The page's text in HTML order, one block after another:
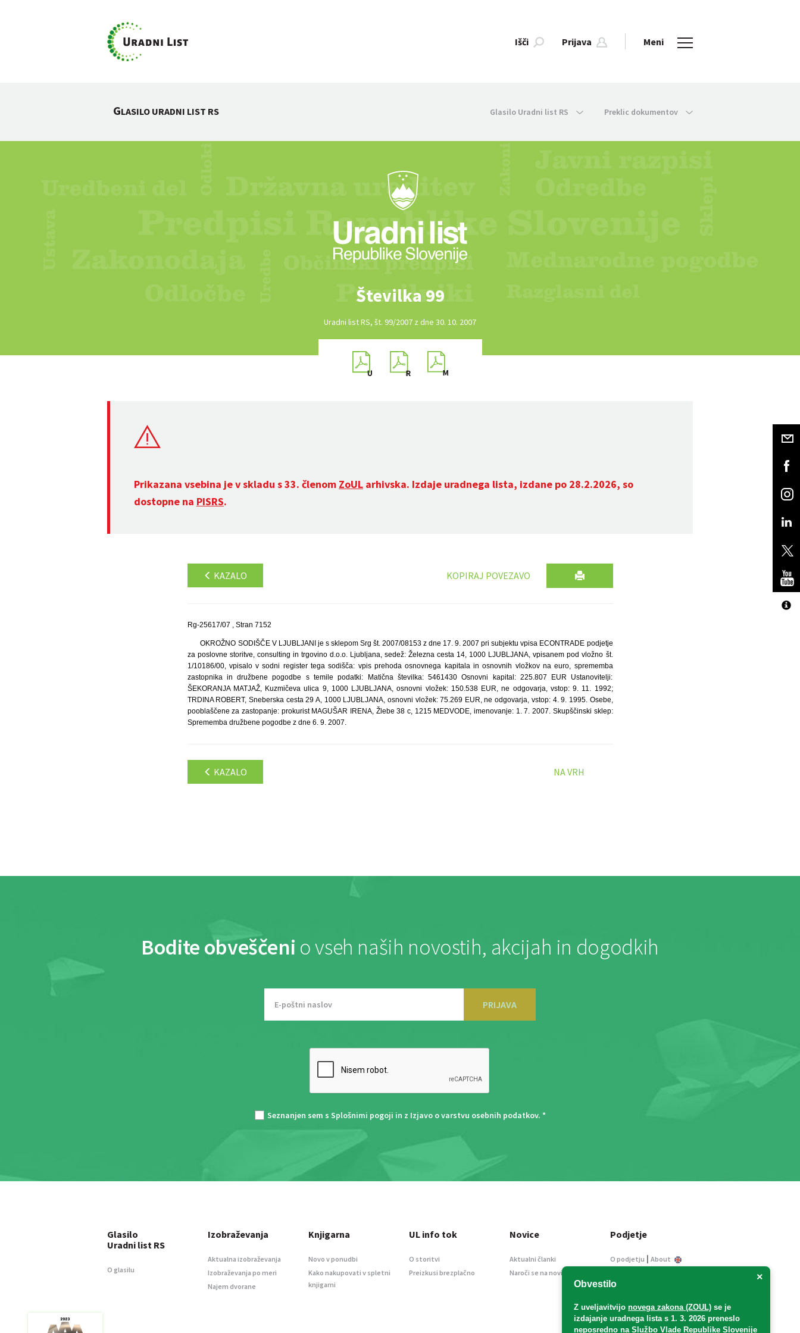
Išči Prijava Meni
GLASILO URADNI LIST RS Glasilo Uradni list RS Preklic dokumentov
Številka 99
Uradni list RS, št. 99/2007 z dne 30. 10. 2007
Prikazana vsebina je v skladu s 33. členom ZoUL arhivska. Izdaje uradnega lista, izdane po 28.2.2026, so
dostopne na PISRS.
KAZALO KOPIRAJ POVEZAVO
Rg-25617/07 , Stran 7152
OKROŽNO SODIŠČE V LJUBLJANI je s sklepom Srg št. 2007/08153 z dne 17. 9. 2007 pri subjektu vpisa ECONTRADE podjetje
za poslovne storitve, consulting in trgovino d.o.o. Ljubljana, sedež: Železna cesta 14, 1000 LJUBLJANA, vpisanem pod vložno št.
1/10186/00, vpisalo v sodni register tega sodišča: vpis prehoda osnovnega kapitala in osnovnih vložkov na euro, sprememba
zastopnika in družbene pogodbe s temile podatki: Matična številka: 5461430 Osnovni kapital: 225.807 EUR Ustanovitelji:
ŠEKORANJA MATJAŽ, Kuzmičeva ulica 9, 1000 LJUBLJANA, osnovni vložek: 150.538 EUR, ne odgovarja, vstop: 9. 11. 1992;
TRDINA ROBERT, Sneberska cesta 29 A, 1000 LJUBLJANA, osnovni vložek: 75.269 EUR, ne odgovarja, vstop: 4. 9. 1995. Osebe,
pooblaščene za zastopanje: prokurist MAGUŠAR IRENA, Žlebe 38 c, 1215 MEDVODE, imenovanje: 1. 7. 2007. Skupščinski sklep:
Sprememba družbene pogodbe z dne 6. 9. 2007.
KAZALO NA VRH
Bodite obveščeni o vseh naših novostih, akcijah in dogodkih
PRIJAVA
Seznanjen sem s Splošnimi pogoji in z Izjavo o varstvu osebnih podatkov. *
×
Obvestilo
Z uveljavitvijo novega zakona (ZOUL) se je
izdajanje uradnega lista s 1. 3. 2026 preneslo
neposredno na Službo Vlade Republike Slovenije
Glasilo
Uradni list RS
O glasilu
Izobraževanja
Aktualna izobraževanja
Izobraževanja po meri
Najem dvorane
Knjigarna
Novo v ponudbi
Kako nakupovati v spletni
knjigarni
UL info tok
O storitvi
Preizkusi brezplačno
Novice
Aktualni članki
Naroči se na novice
Podjetje
O podjetju | About
Informacije javnega
Oglaševanje
Splošni pogoji